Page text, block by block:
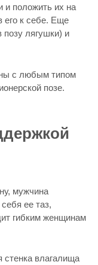
и положить их на
его к себе. Еще
позу лягушки) и
с любым типом
позе.
мужчина
ее таз,
гибким женщинам
стенка влагалища